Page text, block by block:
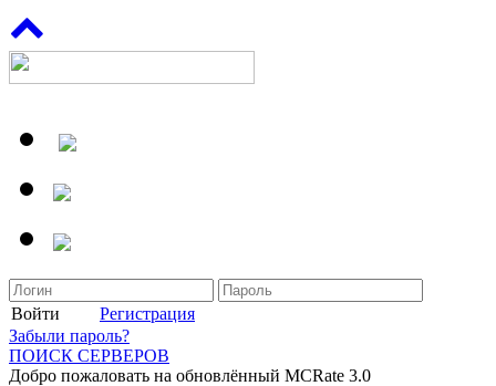
Войти
Регистрация
Забыли пароль?
ПОИСК СЕРВЕРОВ
Добро пожаловать на обновлённый MCRate 3.0